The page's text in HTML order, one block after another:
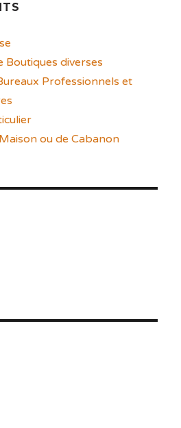
Boutiques diverses
Professionnels et
ou de Cabanon